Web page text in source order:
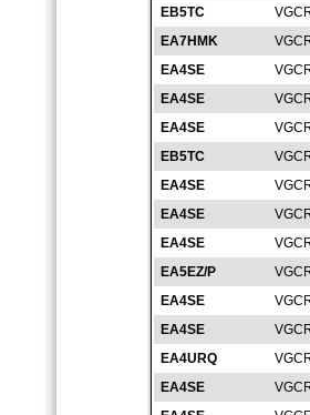
EB5TC
EA7HMK
EA4SE
EA4SE
EA4SE
EB5TC
EA4SE
EA4SE
EA4SE
EA5EZ/P
EA4SE
EA4SE
EA4URQ
EA4SE